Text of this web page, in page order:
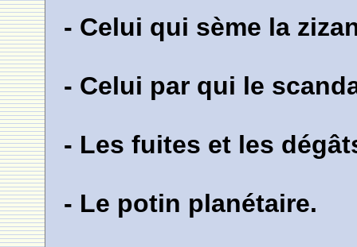
- Celui qui sème la
- Celui par qui le
- Les fuites et les
- Le potin planétaire.